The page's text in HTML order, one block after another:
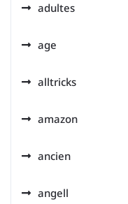
adultes
age
alltricks
amazon
ancien
angell